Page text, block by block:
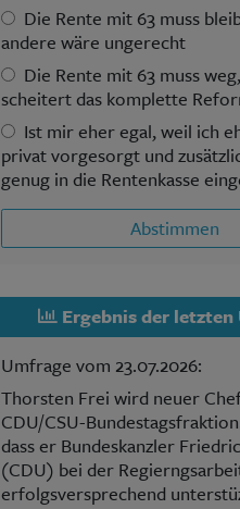
Die Rente mit 63 muss
andere wäre ungerecht
Die Rente mit 63 muss
scheitert das komplette
Ist mir eher egal, weil ich
privat vorgesorgt und
genug in die Rentenkasse
Abstimmen
Ergebnis der letzten
Umfrage vom 23.07.2026:
Thorsten Frei wird neuer
CDU/CSU-
dass er Bundeskanzler
(CDU) bei der
erfolgsversprechend